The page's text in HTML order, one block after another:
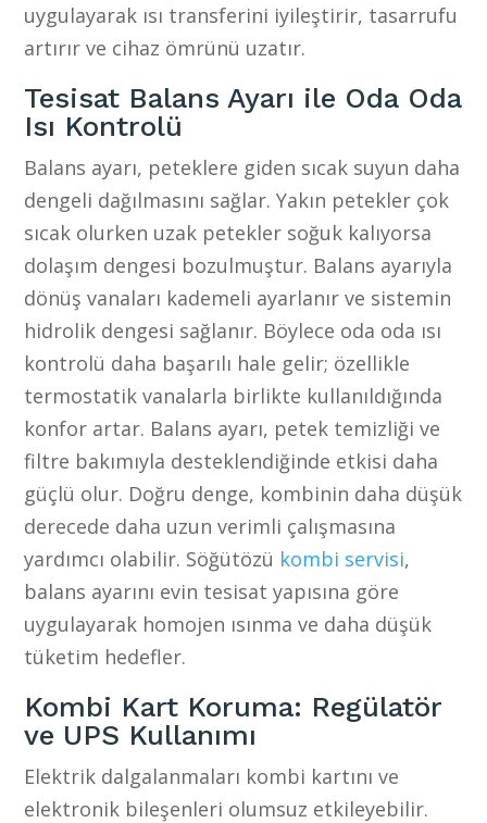
uygulayarak ısı transferini iyileştirir, tasarrufu
artırır ve cihaz ömrünü uzatır.
Tesisat Balans Ayarı ile Oda Oda
Isı Kontrolü
Balans ayarı, peteklere giden sıcak suyun daha
dengeli dağılmasını sağlar. Yakın petekler çok
sıcak olurken uzak petekler soğuk kalıyorsa
dolaşım dengesi bozulmuştur. Balans ayarıyla
dönüş vanaları kademeli ayarlanır ve sistemin
hidrolik dengesi sağlanır. Böylece oda oda ısı
kontrolü daha başarılı hale gelir; özellikle
termostatik vanalarla birlikte kullanıldığında
konfor artar. Balans ayarı, petek temizliği ve
filtre bakımıyla desteklendiğinde etkisi daha
güçlü olur. Doğru denge, kombinin daha düşük
derecede daha uzun verimli çalışmasına
yardımcı olabilir. Söğütözü kombi servisi,
balans ayarını evin tesisat yapısına göre
uygulayarak homojen ısınma ve daha düşük
tüketim hedefler.
Kombi Kart Koruma: Regülatör
ve UPS Kullanımı
Elektrik dalgalanmaları kombi kartını ve
elektronik bileşenleri olumsuz etkileyebilir.